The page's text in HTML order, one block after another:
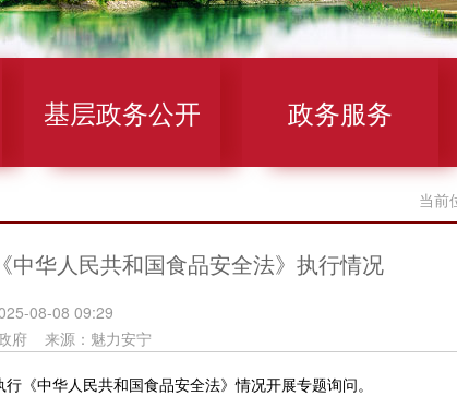
基层政务公开 政务服务
当前
华人民共和国食品安全法》执行情况
08-08 09:29
府 来源：魅力安宁
中华人民共和国食品安全法》情况开展专题询问。